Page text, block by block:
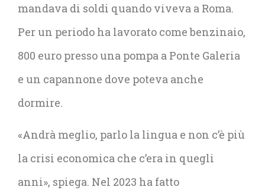
mandava di soldi quando viveva a Roma.
Per un periodo ha lavorato come benzinaio,
800 euro presso una pompa a Ponte Galeria
e un capannone dove poteva anche
dormire.
«Andrà meglio, parlo la lingua e non c’è più
la crisi economica che c’era in quegli
anni», spiega. Nel 2023 ha fatto